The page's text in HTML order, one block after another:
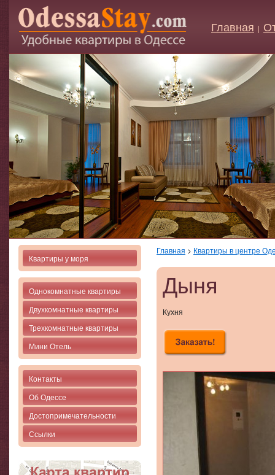
Главная |
Квартиры у моря
Однокомнатные квартиры
Двухкомнатные квартиры
Трехкомнатные квартиры
Мини Отель
Контакты
Об Одессе
Достопримечательности
Ссылки
Главная > Квартиры в центре
Дыня
Кухня